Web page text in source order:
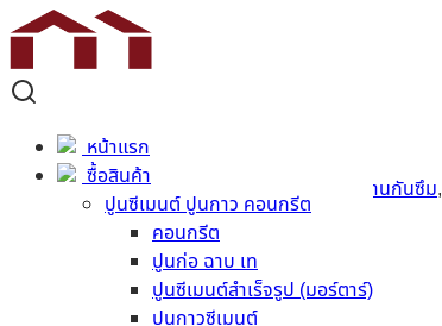
หน้าแรก
ซื้อสินค้า
ปูนซีเมนต์ ปูนกาว คอนกรีต
คอนกรีต
ปูนก่อ ฉาบ เท
ปูนซีเมนต์สำเร็จรูป (มอร์ตาร์)
ปูนกาวซีเมนต์
จระเข้ ซุปเปอร์ ชิลด์
สอบถามราคา
รหัสสินค้า:crocodile_supershield หมวดหมู่: งานกันซึม,
รายละเอียดสินค้า